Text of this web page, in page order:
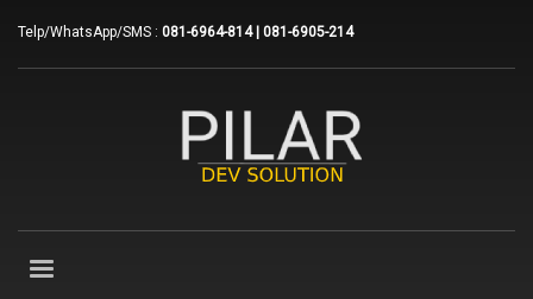
Telp/WhatsApp/SMS : 081-6964-814 | 081-6905-214